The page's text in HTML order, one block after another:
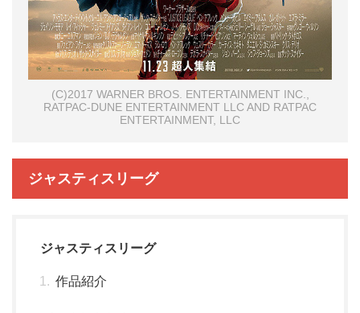
(C)2017 WARNER BROS. ENTERTAINMENT INC.,
RATPAC-DUNE ENTERTAINMENT LLC AND RATPAC
ENTERTAINMENT, LLC
ジャスティスリーグ
ジャスティスリーグ
作品紹介